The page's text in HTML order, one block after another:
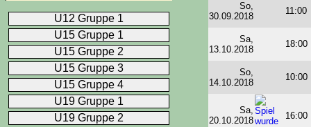
So,
30.09.2018
11:00
Sa,
13.10.2018
18:00
So,
14.10.2018
10:00
Sa,
20.10.2018
16:00
U12 Gruppe 1
U15 Gruppe 1
U15 Gruppe 2
U15 Gruppe 3
U15 Gruppe 4
U19 Gruppe 1
U19 Gruppe 2